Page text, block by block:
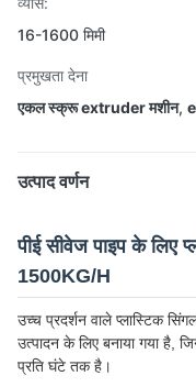
16-1600 मिमी
प्रमुखता देना
एकल स्क्रू extruder मशीन,
उत्पाद वर्णन
पीई सीवेज पाइप के
1500KG/H
उच्च प्रदर्शन वाले प्लास्टिक
उत्पादन के लिए बनाया गया है,
प्रति घंटे तक है।